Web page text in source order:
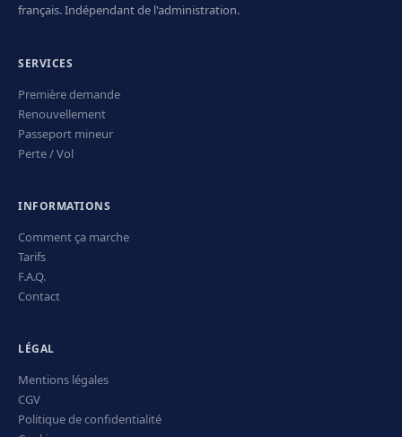
français. Indépendant de l'administration.
SERVICES
Première demande
Renouvellement
Passeport mineur
Perte / Vol
INFORMATIONS
Comment ça marche
Tarifs
F.A.Q.
Contact
LÉGAL
Mentions légales
CGV
Politique de confidentialité